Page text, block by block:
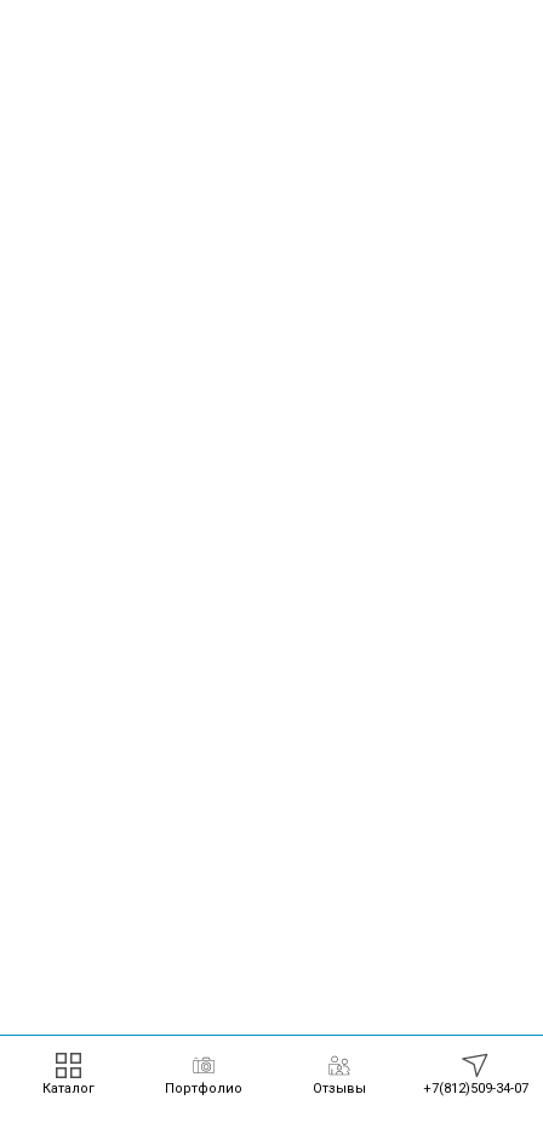
Каталог Портфолио Отзывы +7(812)509-34-07